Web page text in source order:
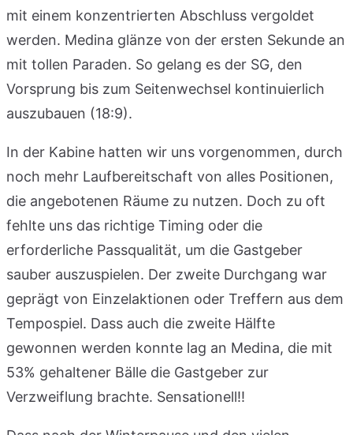
mit einem konzentrierten Abschluss vergoldet
werden. Medina glänze von der ersten Sekunde an
mit tollen Paraden. So gelang es der SG, den
Vorsprung bis zum Seitenwechsel kontinuierlich
auszubauen (18:9).
In der Kabine hatten wir uns vorgenommen, durch
noch mehr Laufbereitschaft von alles Positionen,
die angebotenen Räume zu nutzen. Doch zu oft
fehlte uns das richtige Timing oder die
erforderliche Passqualität, um die Gastgeber
sauber auszuspielen. Der zweite Durchgang war
geprägt von Einzelaktionen oder Treffern aus dem
Tempospiel. Dass auch die zweite Hälfte
gewonnen werden konnte lag an Medina, die mit
53% gehaltener Bälle die Gastgeber zur
Verzweiflung brachte. Sensationell!!